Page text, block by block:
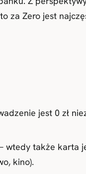
za Zero jest
jest 0 zł
wtedy także karta
kino).